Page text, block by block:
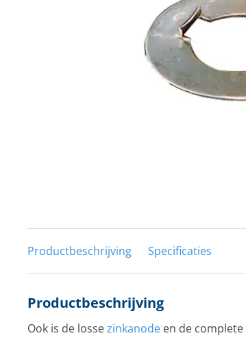
Tuigage en dekbeslag
Boten, toebehoren en fun
Productbeschrijving Specificaties
Productbeschrijving
Ook is de lossezinkanodeen de complete